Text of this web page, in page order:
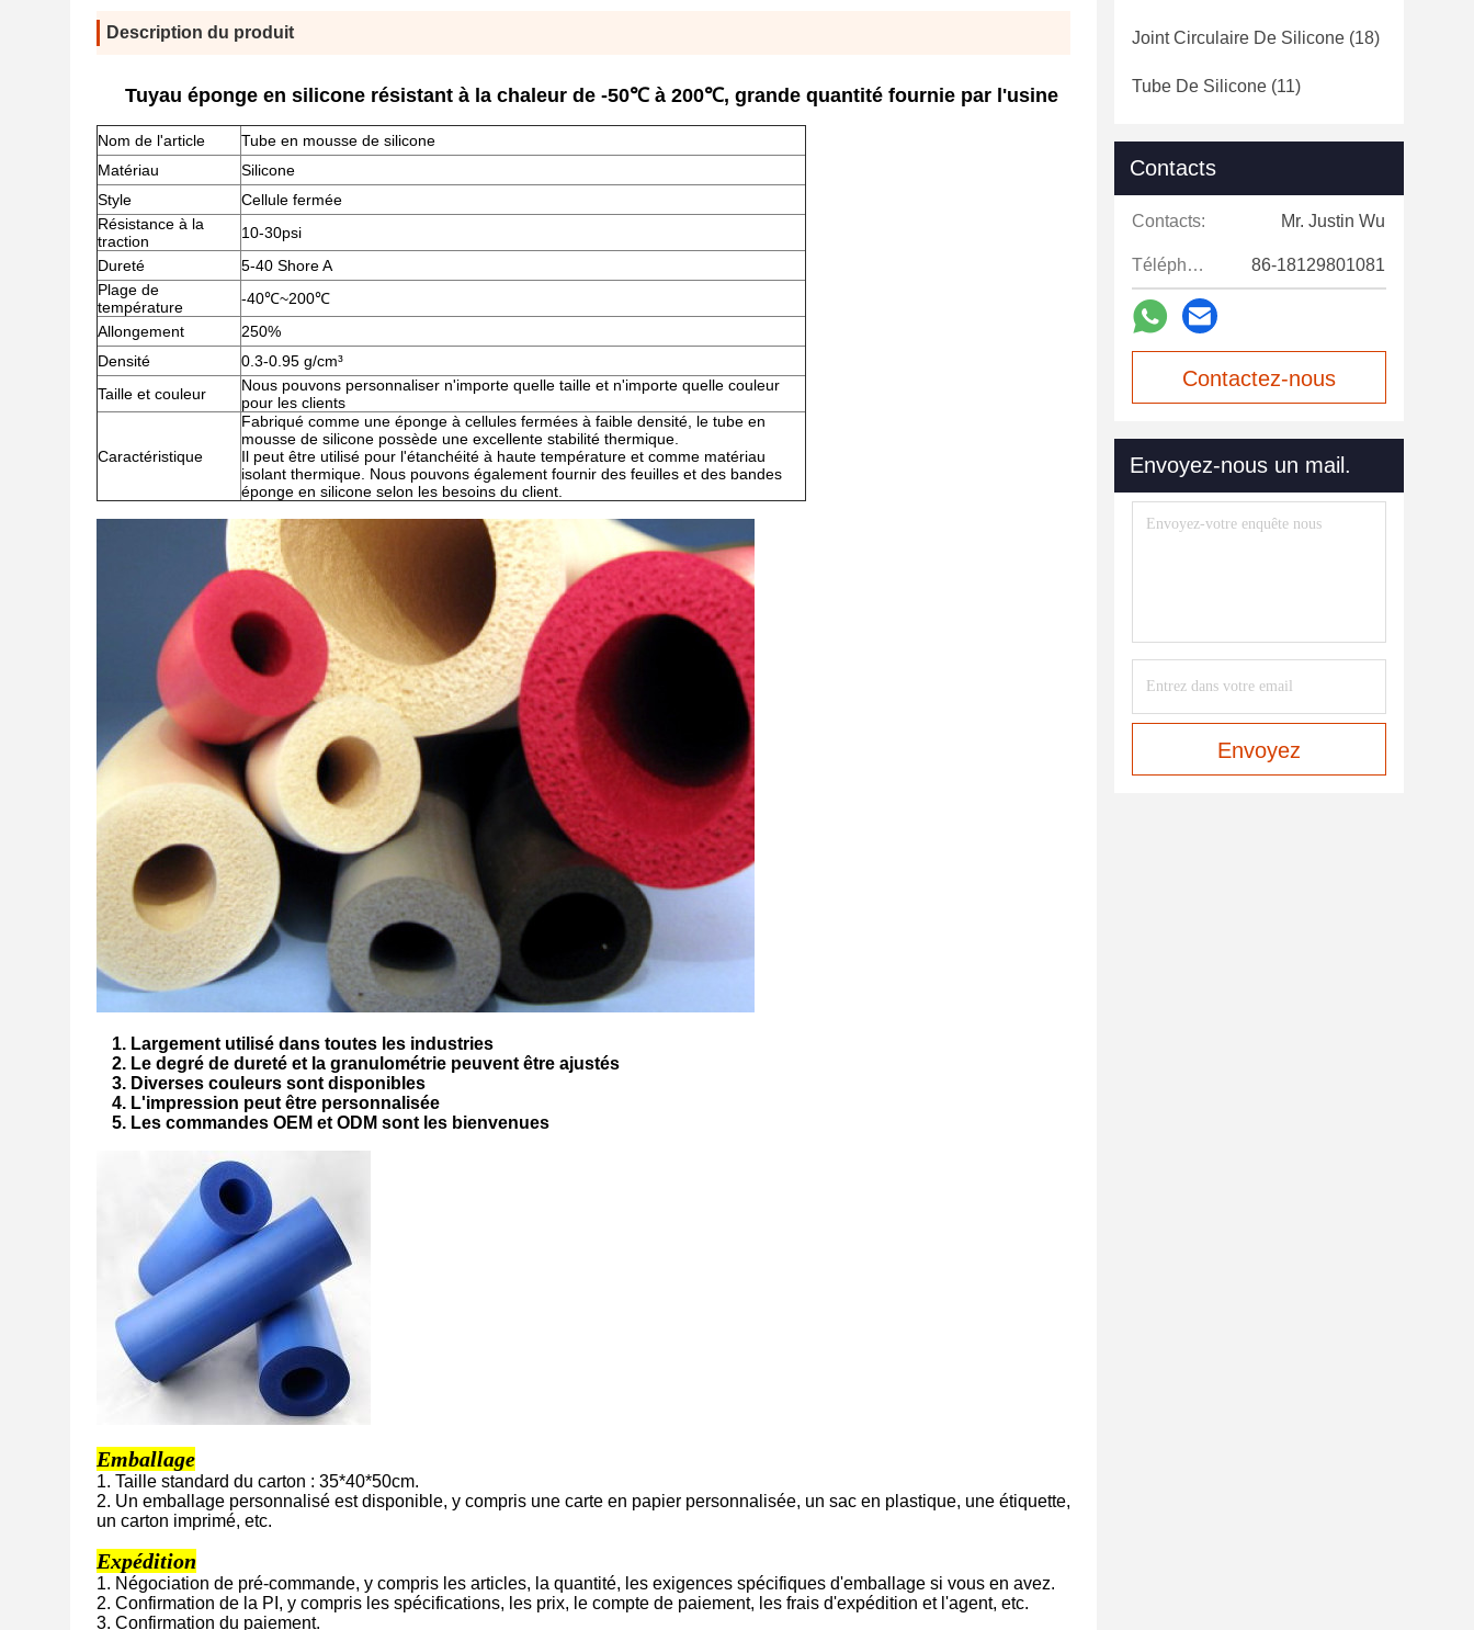
Description du produit
Tuyau éponge en silicone résistant à la chaleur de -50℃ à 200℃, grande quantité fournie par l'usine
Nom de l'article
Tube en mousse de silicone
Matériau
Silicone
Style
Cellule fermée
Résistance à la
traction
10-30psi
Dureté
5-40 Shore A
Plage de
température
-40℃~200℃
Allongement
250%
Densité
0.3-0.95 g/cm³
Taille et couleur
Nous pouvons personnaliser n'importe quelle taille et n'importe quelle couleur
pour les clients
Caractéristique
Fabriqué comme une éponge à cellules fermées à faible densité, le tube en
mousse de silicone possède une excellente stabilité thermique.
Il peut être utilisé pour l'étanchéité à haute température et comme matériau
isolant thermique. Nous pouvons également fournir des feuilles et des bandes
éponge en silicone selon les besoins du client.
1. Largement utilisé dans toutes les industries
2. Le degré de dureté et la granulométrie peuvent être ajustés
3. Diverses couleurs sont disponibles
4. L'impression peut être personnalisée
5. Les commandes OEM et ODM sont les bienvenues
Emballage
1. Taille standard du carton : 35*40*50cm.
2. Un emballage personnalisé est disponible, y compris une carte en papier personnalisée, un sac en plastique, une étiquette,
un carton imprimé, etc.
Expédition
1. Négociation de pré-commande, y compris les articles, la quantité, les exigences spécifiques d'emballage si vous en avez.
2. Confirmation de la PI, y compris les spécifications, les prix, le compte de paiement, les frais d'expédition et l'agent, etc.
3. Confirmation du paiement.
Joint Circulaire De Silicone (18)
Tube De Silicone (11)
Contacts
Contacts: Mr. Justin Wu
Téléphone: 86-18129801081
Contactez-nous
Envoyez-nous un mail.
Envoyez